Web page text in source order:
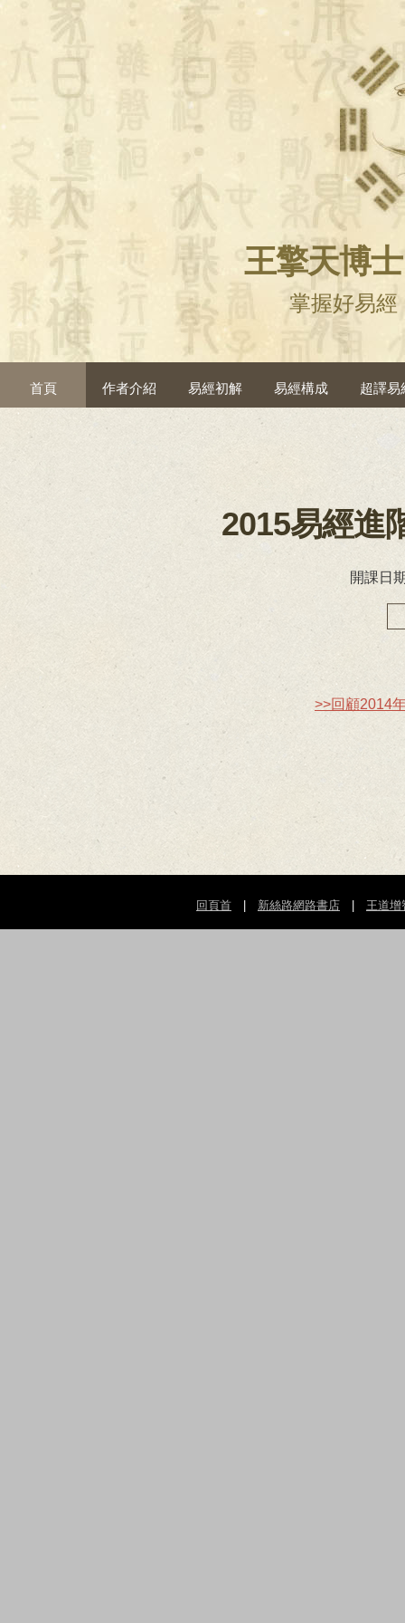
王擎天博
掌握好易
首頁 作者介紹 易經初解 易經構成 超譯易
2015易經進
開課日
>>回顧2014
回頁首 新絲路網路書店 王道增